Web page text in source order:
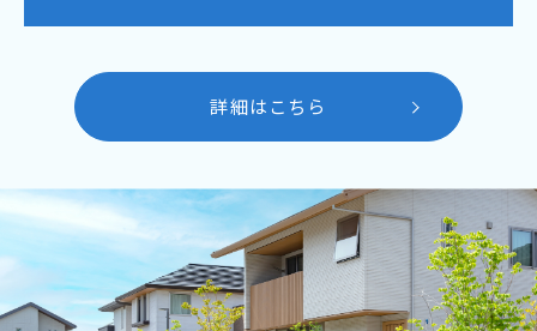
詳細はこちら